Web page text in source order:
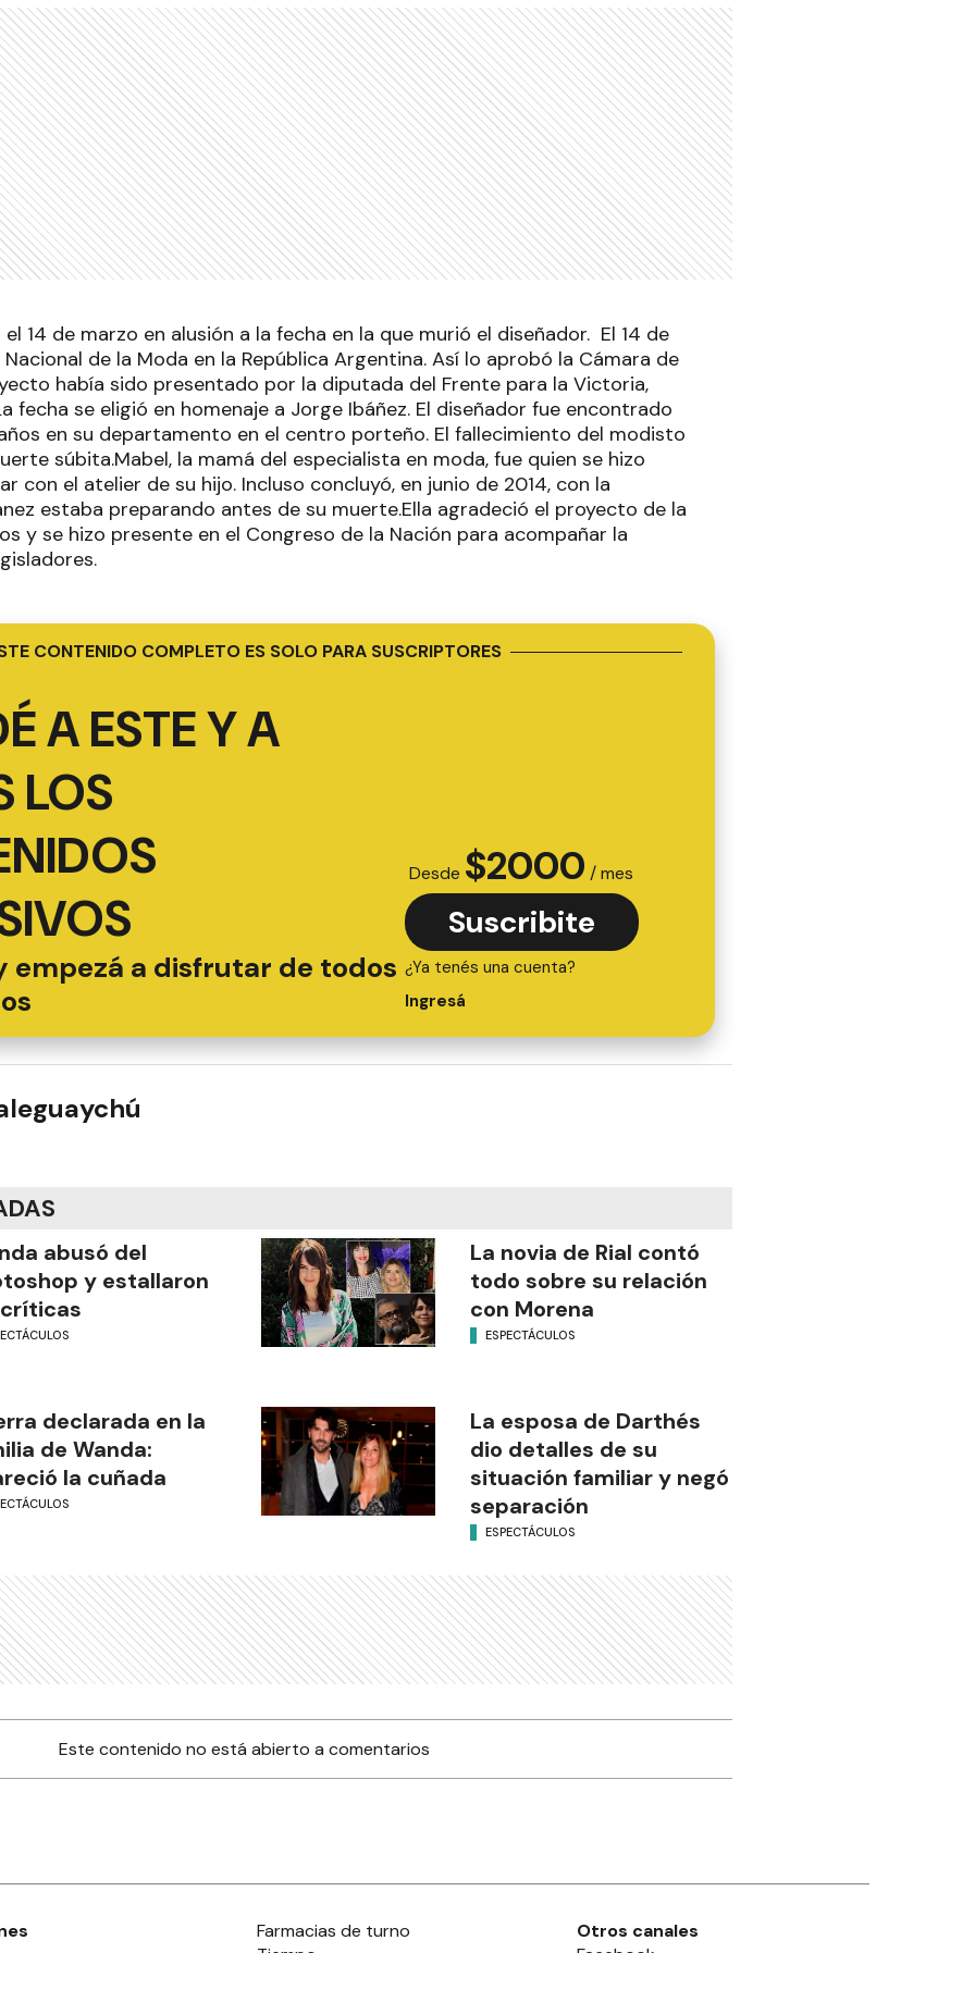
14 de marzo en alusión a la fecha en la que murió el diseñador. El 14 de
de la Moda en la República Argentina. Así lo aprobó la Cámara de
había sido presentado por la diputada del Frente para la Victoria,
fecha se eligió en homenaje a Jorge Ibáñez. El diseñador fue encontrado
en su departamento en el centro porteño. El fallecimiento del modisto
súbita.Mabel, la mamá del especialista en moda, fue quien se hizo
con el atelier de su hijo. Incluso concluyó, en junio de 2014, con la
estaba preparando antes de su muerte.Ella agradeció el proyecto de la
y se hizo presente en el Congreso de la Nación para acompañar la
CONTENIDO COMPLETO ES SOLO PARA SUSCRIPTORES
A ESTE Y A
LOS
empezá a disfrutar de todos
Desde $2000 / mes
Suscribite
¿Ya tenés una cuenta?
Ingresá
abusó del
y estallaron
La novia de Rial contó
todo sobre su relación
con Morena
ESPECTÁCULOS
declarada en la
de Wanda:
la cuñada
La esposa de Darthés
dio detalles de su
situación familiar y negó
separación
ESPECTÁCULOS
Este contenido no está abierto a comentarios
Farmacias de turno
Tiempo
Otros canales
Facebook